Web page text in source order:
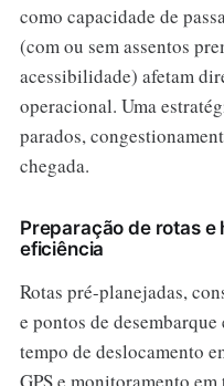
como capacidade de
(com ou sem assentos
acessibilidade) afetam
operacional. Uma
parados,
chegada.
Preparação de rotas e
eficiência
Rotas pré-planejadas,
e pontos de
tempo de deslocamento
GPS e monitoramento